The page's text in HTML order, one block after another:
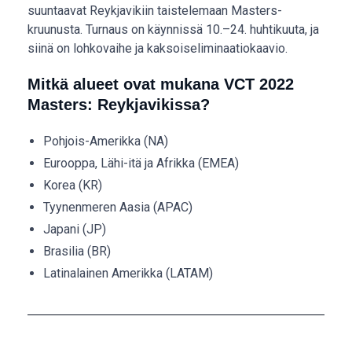
suuntaavat Reykjavikiin taistelemaan Masters-
kruunusta. Turnaus on käynnissä 10.–24. huhtikuuta, ja
siinä on lohkovaihe ja kaksoiseliminaatiokaavio.
Mitkä alueet ovat mukana VCT 2022
Masters: Reykjavikissa?
Pohjois-Amerikka (NA)
Eurooppa, Lähi-itä ja Afrikka (EMEA)
Korea (KR)
Tyynenmeren Aasia (APAC)
Japani (JP)
Brasilia (BR)
Latinalainen Amerikka (LATAM)